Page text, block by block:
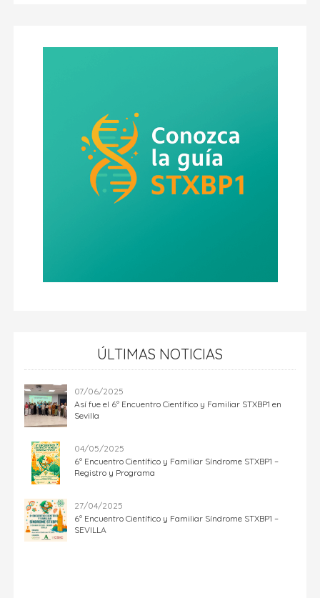
ÚLTIMAS NOTICIAS
07/06/2025
Así fue el 6º Encuentro Científico y Familiar STXBP1 en
Sevilla
04/05/2025
6º Encuentro Científico y Familiar Síndrome STXBP1 –
Registro y Programa
27/04/2025
6º Encuentro Científico y Familiar Síndrome STXBP1 –
SEVILLA